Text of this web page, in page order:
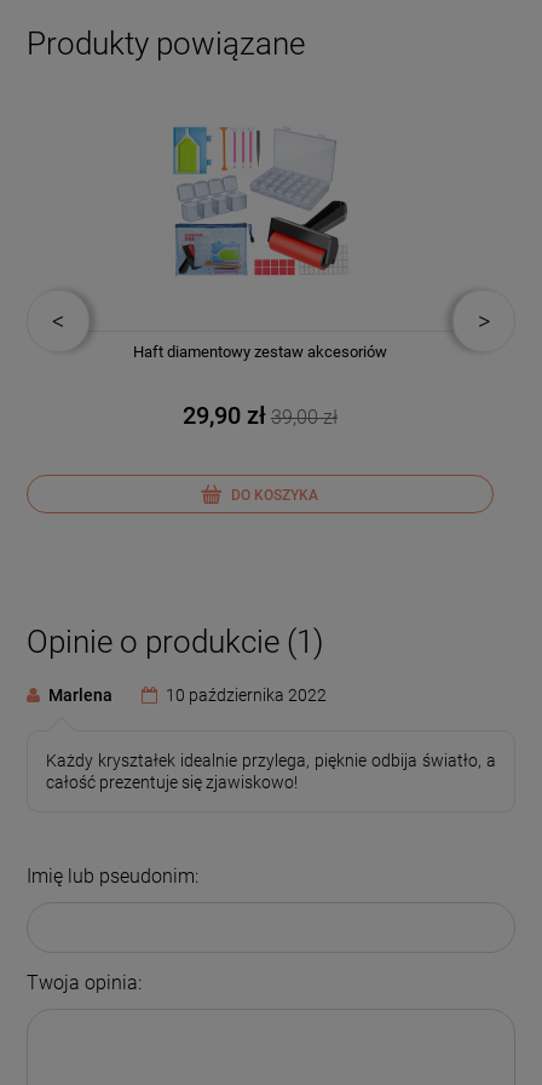
Produkty powiązane
Haft diamentowy zestaw akcesoriów
29,90 zł 39,00 zł
DO KOSZYKA
Opinie o produkcie (1)
Marlena 10 października 2022
Każdy kryształek idealnie przylega, pięknie odbija światło, a
całość prezentuje się zjawiskowo!
Imię lub pseudonim:
Twoja opinia: